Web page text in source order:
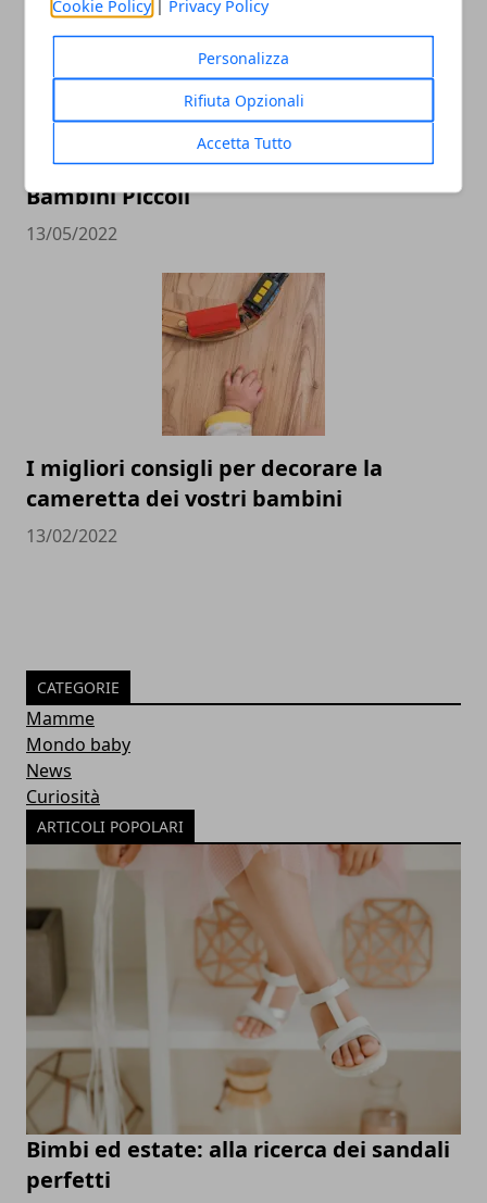
Cookie Policy Privacy Policy
Personalizza
Rifiuta Opzionali
Accetta Tutto
Dove Andare in Viaggio di Nozze con
Bambini Piccoli
13/05/2022
I migliori consigli per decorare la
cameretta dei vostri bambini
13/02/2022
CATEGORIE
Mamme
Mondo baby
News
Curiosità
ARTICOLI POPOLARI
Bimbi ed estate: alla ricerca dei sandali
perfetti